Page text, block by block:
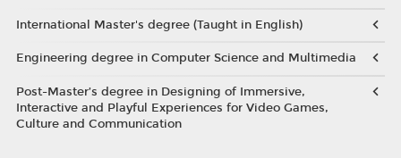
International Master's degree (Taught in English)
Engineering degree in Computer Science and Multimedia
Post-Master’s degree in Designing of Immersive,
Interactive and Playful Experiences for Video Games,
Culture and Communication